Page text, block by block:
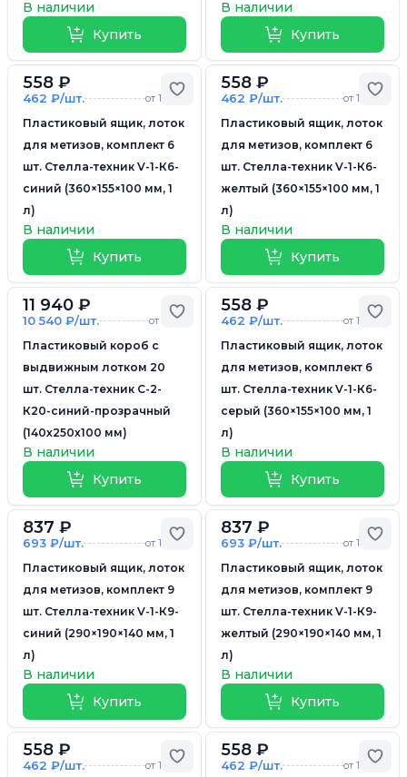
В наличии
Купить
В наличии
Купить
Добавить в избранное
558 ₽
462 ₽/шт. от 10 шт.
Пластиковый ящик, лоток
для метизов, комплект 6
шт. Стелла-техник V-1-К6-
синий (360×155×100 мм, 1
л)
В наличии
Купить
558 ₽
462 ₽/шт. от 10 шт.
Пластиковый ящик, лоток
для метизов, комплект 6
шт. Стелла-техник V-1-К6-
желтый (360×155×100 мм, 1
л)
В наличии
Купить
Добавить в избранное
11 940 ₽
10 540 ₽/шт. от 6 шт.
Пластиковый короб с
выдвижным лотком 20
шт. Стелла-техник C-2-
К20-синий-прозрачный
(140х250х100 мм)
В наличии
Купить
558 ₽
462 ₽/шт. от 10 шт.
Пластиковый ящик, лоток
для метизов, комплект 6
шт. Стелла-техник V-1-К6-
серый (360×155×100 мм, 1
л)
В наличии
Купить
Добавить в избранное
837 ₽
693 ₽/шт. от 10 шт.
Пластиковый ящик, лоток
для метизов, комплект 9
шт. Стелла-техник V-1-К9-
синий (290×190×140 мм, 1
л)
В наличии
Купить
837 ₽
693 ₽/шт. от 10 шт.
Пластиковый ящик, лоток
для метизов, комплект 9
шт. Стелла-техник V-1-К9-
желтый (290×190×140 мм, 1
л)
В наличии
Купить
Добавить в избранное
558 ₽
462 ₽/шт. от 10 шт.
558 ₽
462 ₽/шт. от 10 шт.